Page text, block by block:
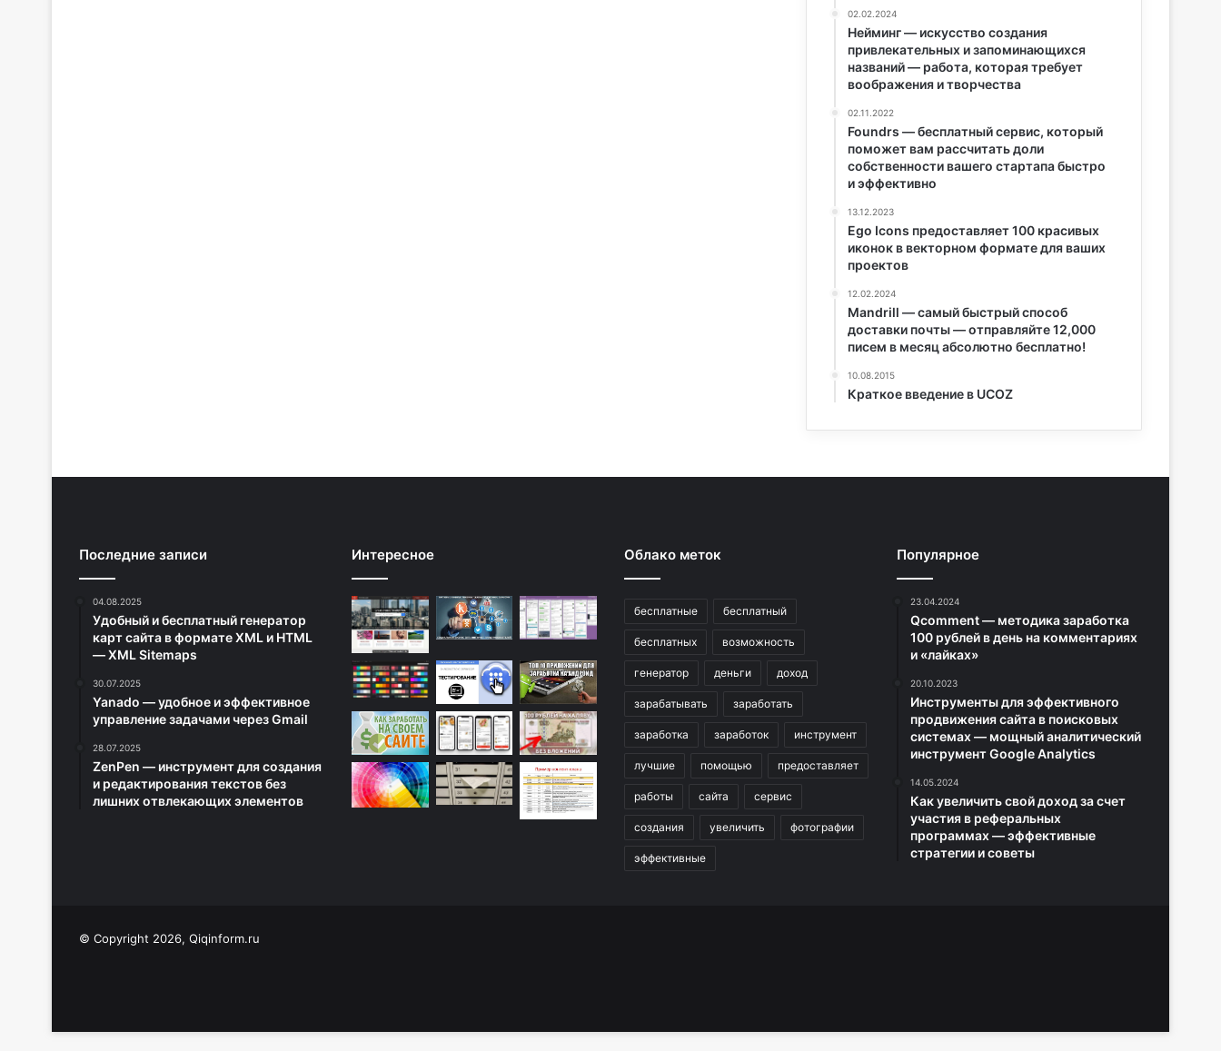
02.02.2024
Нейминг — искусство создания
привлекательных и запоминающихся
названий — работа, которая требует
воображения и творчества
02.11.2022
Foundrs — бесплатный сервис, который
поможет вам рассчитать доли
собственности вашего стартапа быстро
и эффективно
13.12.2023
Ego Icons предоставляет 100 красивых
иконок в векторном формате для ваших
проектов
12.02.2024
Mandrill — самый быстрый способ
доставки почты — отправляйте 12,000
писем в месяц абсолютно бесплатно!
10.08.2015
Краткое введение в UCOZ
Последние записи
04.08.2025
Удобный и бесплатный генератор
карт сайта в формате XML и HTML
— XML Sitemaps
30.07.2025
Yanado — удобное и эффективное
управление задачами через Gmail
28.07.2025
ZenPen — инструмент для создания
и редактирования текстов без
лишних отвлекающих элементов
Интересное Облако меток
бесплатные бесплатный
бесплатных возможность
генератор деньги доход
зарабатывать заработать
заработка заработок инструмент
лучшие помощью предоставляет
работы сайта сервис
создания увеличить фотографии
эффективные
Популярное
23.04.2024
Qcomment — методика заработка
100 рублей в день на комментариях
и «лайках»
20.10.2023
Инструменты для эффективного
продвижения сайта в поисковых
системах — мощный аналитический
инструмент Google Analytics
14.05.2024
Как увеличить свой доход за счет
участия в реферальных
программах — эффективные
стратегии и советы
© Copyright 2026, Qiqinform.ru